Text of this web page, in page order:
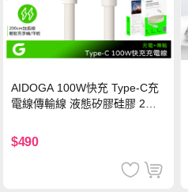
AIDOGA 100W快充 Type-C充
電線傳輸線 液態矽膠硅膠 2M
$490